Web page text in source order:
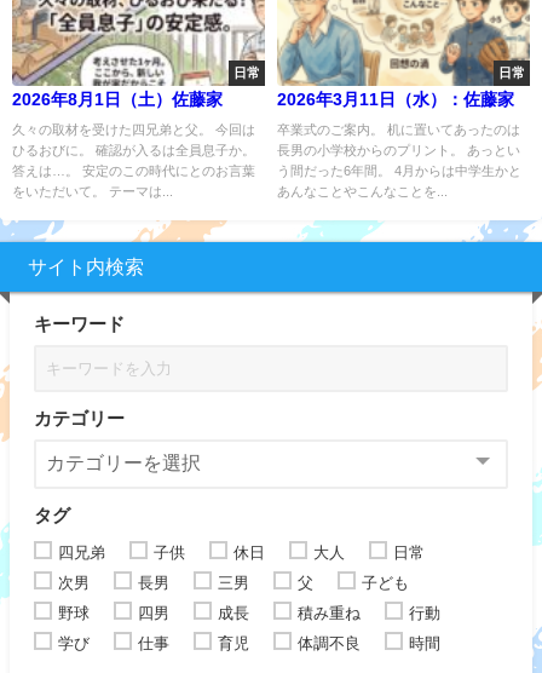
日常
2026年8月1日（土）佐藤家
久々の取材を受けた四兄弟と父。 今回は
ひるおびに。 確認が入るは全員息子か。
答えは…。 安定のこの時代にとのお言葉
をいただいて。 テーマは...
日常
2026年3月11日（水）：佐藤家
卒業式のご案内。 机に置いてあったのは
長男の小学校からのプリント。 あっとい
う間だった6年間。 4月からは中学生かと
あんなことやこんなことを...
サイト内検索
キーワード
カテゴリー
タグ
四兄弟 子供 休日 大人
日常
次男
長男 三男 父
子ども
野球
四男 成長 積み重ね
行動
学び
仕事 育児 体調不良 時間